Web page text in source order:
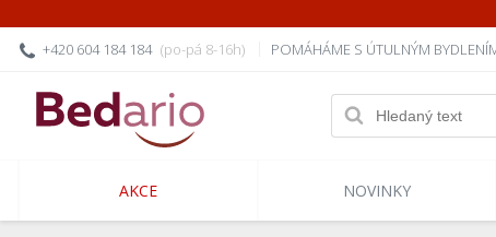
+420 604 184 184 (po-pá 8-16h) POMÁHÁME S ÚTULNÝM
AKCE NOVINKY